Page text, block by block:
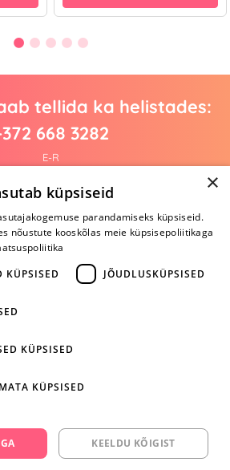
tellida ka helistades:
668 3282
E-R
Arvustusi veel pole
Ole esimene!
ja SAA KINGITUS!
3282
yesyes.ee
×
küpsiseid
parandamiseks küpsiseid.
nõustute kooskõlas meie küpsisepoliitikaga
KÜPSISED
JÕUDLUSKÜPSISED
KÜPSISED
KÜPSISED
KEELDU KÕIGIST